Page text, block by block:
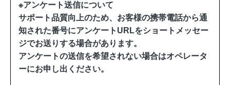
※アンケート送信について
サポート品質向上のため、お客様の携帯電話から通
知された番号にアンケートURLをショートメッセー
ジでお送りする場合があります。
アンケートの送信を希望されない場合はオペレータ
ーにお申し出ください。